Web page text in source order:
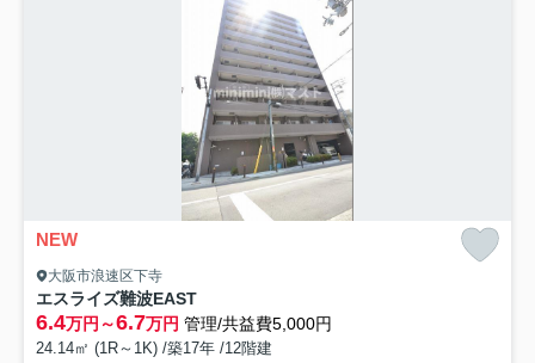
NEW
大阪市浪速区下寺
エスライズ難波EAST
6.4万円～6.7万円 管理/共益費5,000円
24.14㎡ (1R～1K) /築17年 /12階建